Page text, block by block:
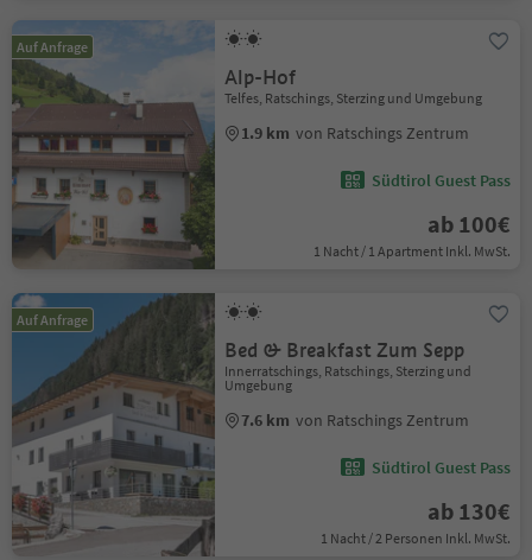
Auf Anfrage
Alp-Hof
Telfes, Ratschings, Sterzing und Umgebung
1.9 km von Ratschings Zentrum
Südtirol Guest Pass
ab 100€
1 Nacht / 1 Apartment Inkl. MwSt.
Auf Anfrage
Bed & Breakfast Zum Sepp
Innerratschings, Ratschings, Sterzing und
Umgebung
7.6 km von Ratschings Zentrum
Südtirol Guest Pass
ab 130€
1 Nacht / 2 Personen Inkl. MwSt.